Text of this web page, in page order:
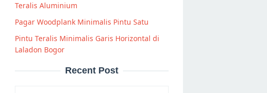
Teralis Aluminium
Pagar Woodplank Minimalis Pintu Satu
Pintu Teralis Minimalis Garis Horizontal di
Laladon Bogor
Recent Post